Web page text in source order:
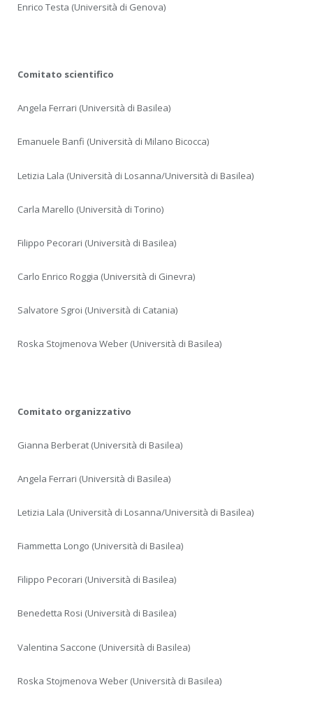
Enrico Testa (Università di Genova)
Comitato scientifico
Angela Ferrari (Università di Basilea)
Emanuele Banfi (Università di Milano Bicocca)
Letizia Lala (Università di Losanna/Università di Basilea)
Carla Marello (Università di Torino)
Filippo Pecorari (Università di Basilea)
Carlo Enrico Roggia (Università di Ginevra)
Salvatore Sgroi (Università di Catania)
Roska Stojmenova Weber (Università di Basilea)
Comitato organizzativo
Gianna Berberat (Università di Basilea)
Angela Ferrari (Università di Basilea)
Letizia Lala (Università di Losanna/Università di Basilea)
Fiammetta Longo (Università di Basilea)
Filippo Pecorari (Università di Basilea)
Benedetta Rosi (Università di Basilea)
Valentina Saccone (Università di Basilea)
Roska Stojmenova Weber (Università di Basilea)